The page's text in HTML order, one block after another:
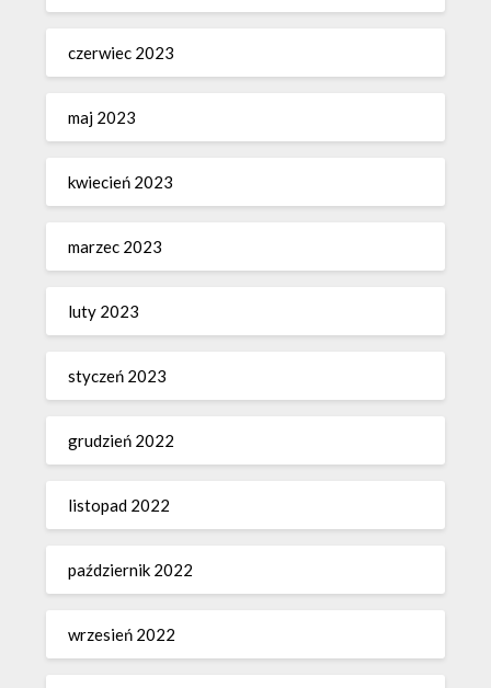
czerwiec 2023
maj 2023
kwiecień 2023
marzec 2023
luty 2023
styczeń 2023
grudzień 2022
listopad 2022
październik 2022
wrzesień 2022